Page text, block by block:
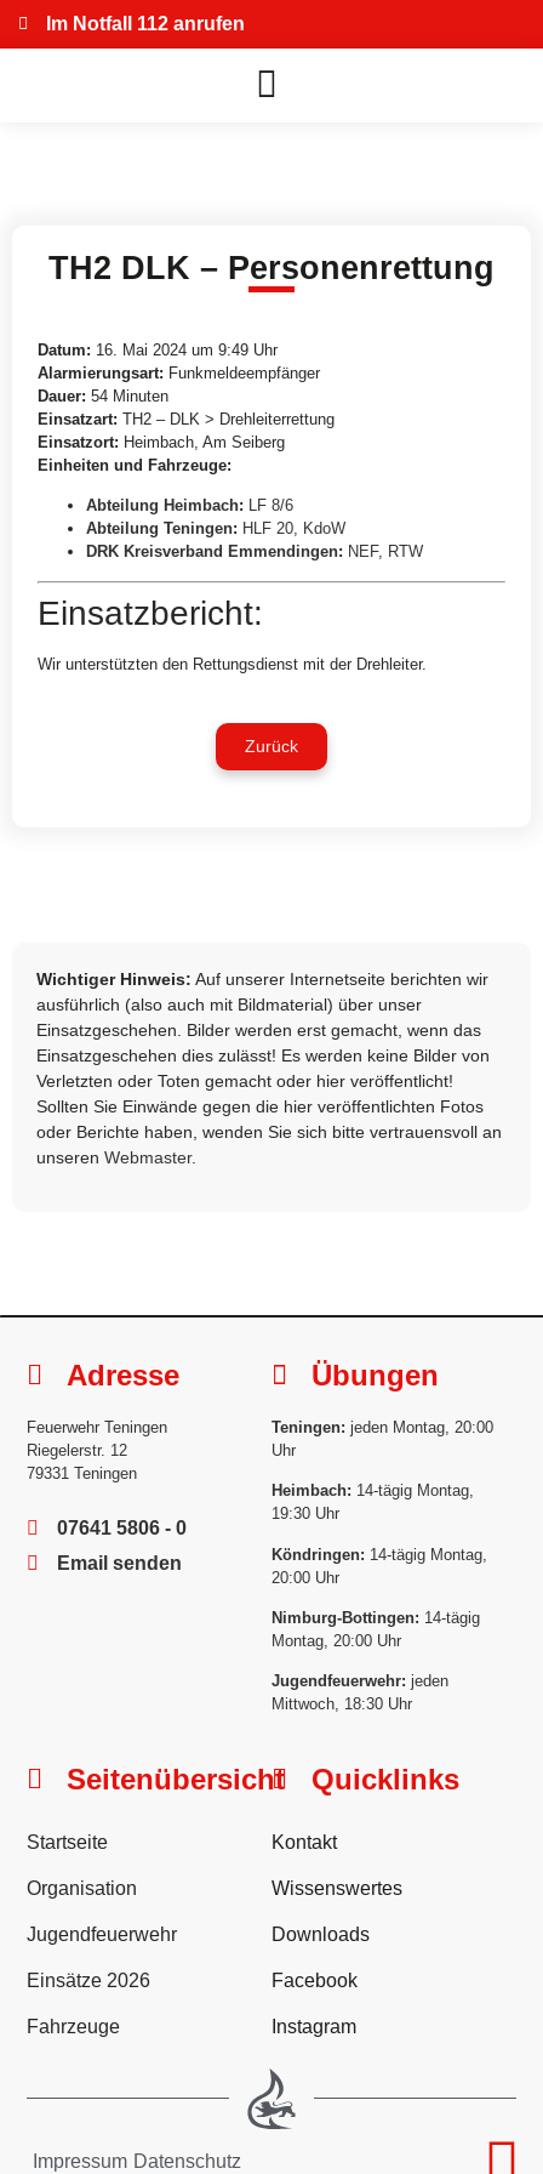
Im Notfall 112 anrufen
TH2 DLK – Personenrettung
Datum: 16. Mai 2024 um 9:49 Uhr
Alarmierungsart: Funkmeldeempfänger
Dauer: 54 Minuten
Einsatzart: TH2 – DLK > Drehleiterrettung
Einsatzort: Heimbach, Am Seiberg
Einheiten und Fahrzeuge:
Abteilung Heimbach: LF 8/6
Abteilung Teningen: HLF 20, KdoW
DRK Kreisverband Emmendingen: NEF, RTW
Einsatzbericht:
Wir unterstützten den Rettungsdienst mit der Drehleiter.
Zurück
Wichtiger Hinweis: Auf unserer Internetseite berichten wir
ausführlich (also auch mit Bildmaterial) über unser
Einsatzgeschehen. Bilder werden erst gemacht, wenn das
Einsatzgeschehen dies zulässt! Es werden keine Bilder von
Verletzten oder Toten gemacht oder hier veröffentlicht!
Sollten Sie Einwände gegen die hier veröffentlichten Fotos
oder Berichte haben, wenden Sie sich bitte vertrauensvoll an
unseren Webmaster.
Adresse
Feuerwehr Teningen
Riegelerstr. 12
79331 Teningen
07641 5806 - 0
Email senden
Übungen
Teningen: jeden Montag, 20:00
Uhr
Heimbach: 14-tägig Montag,
19:30 Uhr
Köndringen: 14-tägig Montag,
20:00 Uhr
Nimburg-Bottingen: 14-tägig
Montag, 20:00 Uhr
Jugendfeuerwehr: jeden
Mittwoch, 18:30 Uhr
Seitenübersicht
Startseite
Organisation
Jugendfeuerwehr
Einsätze 2026
Fahrzeuge
Quicklinks
Kontakt
Wissenswertes
Downloads
Facebook
Instagram
Impressum Datenschutz